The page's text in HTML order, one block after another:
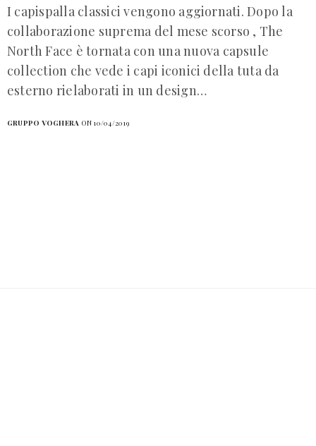
I capispalla classici vengono aggiornati. Dopo la
collaborazione suprema del mese scorso , The
North Face è tornata con una nuova capsule
collection che vede i capi iconici della tuta da
esterno rielaborati in un design…
GRUPPO VOGHERA ON 10/04/2019